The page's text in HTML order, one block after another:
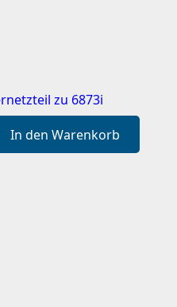
zu 6873i
In den Warenkorb